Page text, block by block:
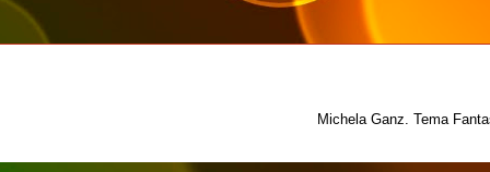
Michela Ganz. Tema